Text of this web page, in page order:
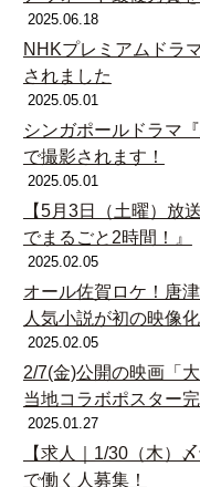
2025.06.18
NHKプレミアムドラ
されました
2025.05.01
シンガポールドラマ
で撮影されます！
2025.05.01
【5月3日（土曜）放
でまるごと2時間！』
2025.02.05
オール佐賀ロケ！唐
人気小説が初の映像化
2025.02.05
2/7(金)公開の映画「
当地コラボポスター完
2025.01.27
【求人｜1/30（木）
で働く人募集！​